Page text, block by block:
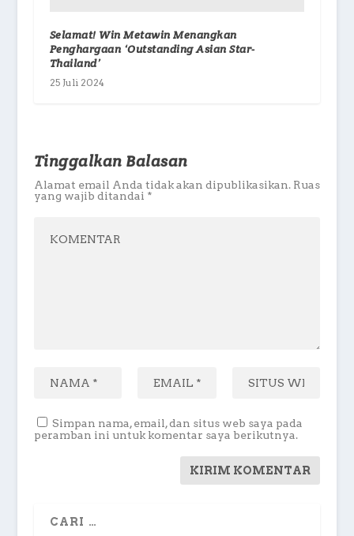
Selamat! Win Metawin Menangkan
Penghargaan ‘Outstanding Asian Star-
Thailand’
25 Juli 2024
Tinggalkan Balasan
Alamat email Anda tidak akan dipublikasikan. Ruas
yang wajib ditandai *
Simpan nama, email, dan situs web saya pada
peramban ini untuk komentar saya berikutnya.